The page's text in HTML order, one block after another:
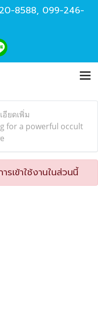
8588, 099-246-
ยดเพิ่ม
for a powerful occult
เข้าใช้งานในส่วนนี้